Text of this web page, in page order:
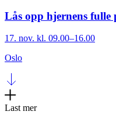
Lås opp hjernens fulle
17. nov. kl. 09.00–16.00
Oslo
Last mer